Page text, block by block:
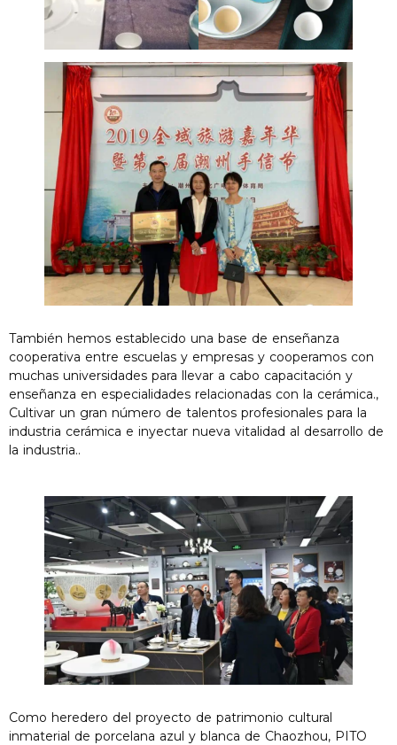
También hemos establecido una base de enseñanza
cooperativa entre escuelas y empresas y cooperamos con
muchas universidades para llevar a cabo capacitación y
enseñanza en especialidades relacionadas con la cerámica.,
Cultivar un gran número de talentos profesionales para la
industria cerámica e inyectar nueva vitalidad al desarrollo de
la industria..
Como heredero del proyecto de patrimonio cultural
inmaterial de porcelana azul y blanca de Chaozhou, PITO